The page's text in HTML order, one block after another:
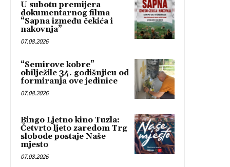
U subotu premijera
dokumentarnog filma
“Sapna između čekića i
nakovnja”
07.08.2026
“Semirove kobre”
obilježile 34. godišnjicu od
formiranja ove jedinice
07.08.2026
Bingo Ljetno kino Tuzla:
Četvrto ljeto zaredom Trg
slobode postaje Naše
mjesto
07.08.2026